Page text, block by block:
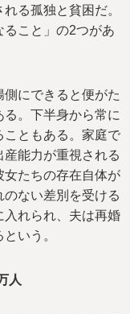
る孤独と貧困だ。
こと」の2つがあ
にできると便がた
。下半身から常に
こともある。家庭で
能力が重視される
女たちの存在自体が
ない差別を受ける
入れられ、夫は再婚
いう。
人